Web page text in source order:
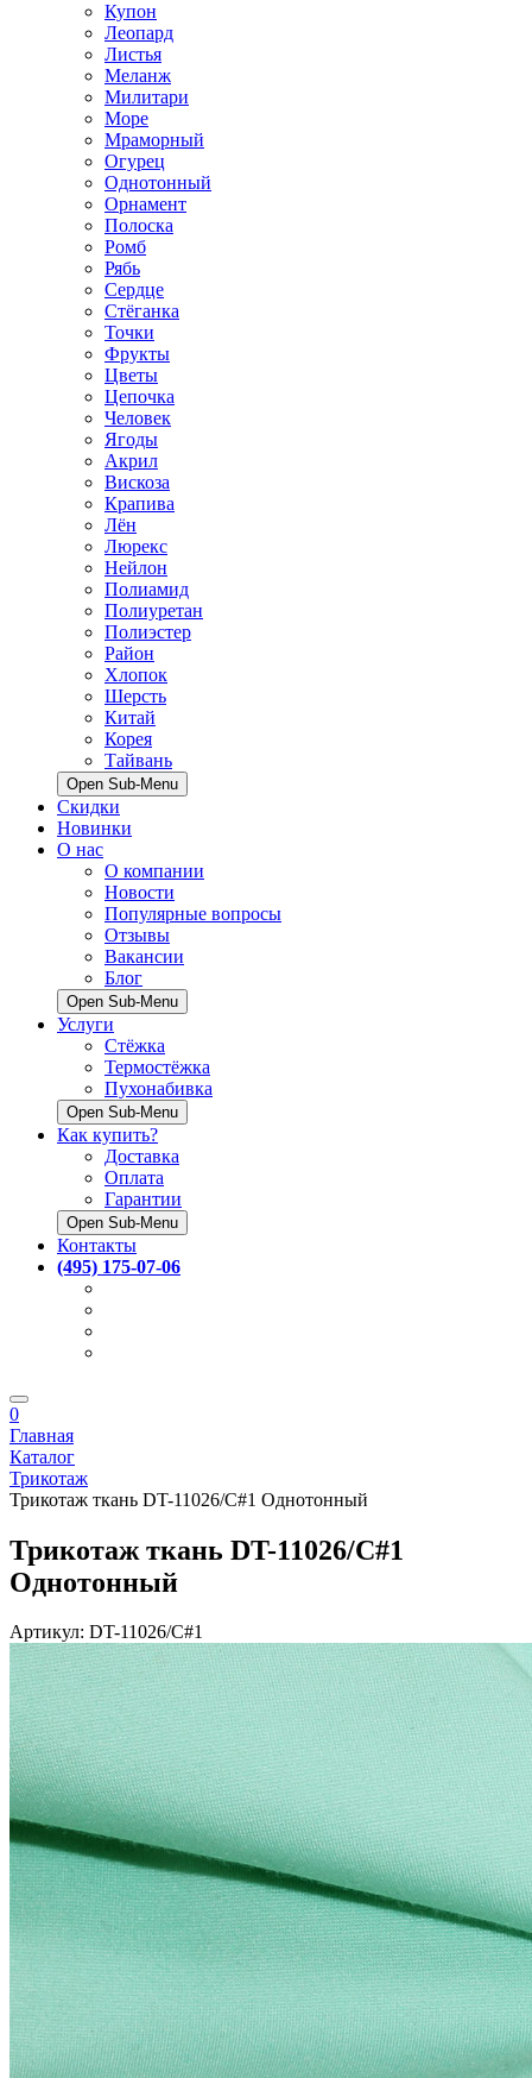
Купон
Леопард
Листья
Меланж
Милитари
Море
Мраморный
Огурец
Однотонный
Орнамент
Полоска
Ромб
Рябь
Сердце
Стёганка
Точки
Фрукты
Цветы
Цепочка
Человек
Ягоды
Акрил
Вискоза
Крапива
Лён
Люрекс
Нейлон
Полиамид
Полиуретан
Полиэстер
Район
Хлопок
Шерсть
Китай
Корея
Тайвань
Open Sub-Menu
Скидки
Новинки
О нас
О компании
Новости
Популярные вопросы
Отзывы
Вакансии
Блог
Open Sub-Menu
Услуги
Стёжка
Термостёжка
Пухонабивка
Open Sub-Menu
Как купить?
Доставка
Оплата
Гарантии
Open Sub-Menu
Контакты
(495) 175-07-06
0
Главная
Каталог
Трикотаж
Трикотаж ткань DT-11026/C#1 Однотонный
Трикотаж ткань DT-11026/C#1
Однотонный
Артикул: DT-11026/C#1